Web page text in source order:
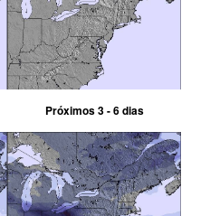
Próximos 3 - 6 dias